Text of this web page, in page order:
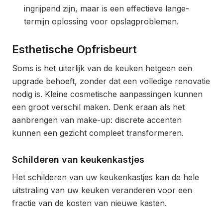
ingrijpend zijn, maar is een effectieve lange-
termijn oplossing voor opslagproblemen.
Esthetische Opfrisbeurt
Soms is het uiterlijk van de keuken hetgeen een
upgrade behoeft, zonder dat een volledige renovatie
nodig is. Kleine cosmetische aanpassingen kunnen
een groot verschil maken. Denk eraan als het
aanbrengen van make-up: discrete accenten
kunnen een gezicht compleet transformeren.
Schilderen van keukenkastjes
Het schilderen van uw keukenkastjes kan de hele
uitstraling van uw keuken veranderen voor een
fractie van de kosten van nieuwe kasten.